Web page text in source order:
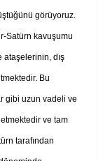
görüyoruz.
Satürn kavuşumu
dış
Bu
gibi uzun vadeli ve
ve tam
tarafından